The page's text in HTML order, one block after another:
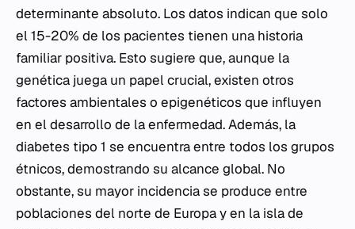
determinante absoluto. Los datos indican que solo
el 15-20% de los pacientes tienen una historia
familiar positiva. Esto sugiere que, aunque la
genética juega un papel crucial, existen otros
factores ambientales o epigenéticos que influyen
en el desarrollo de la enfermedad. Además, la
diabetes tipo 1 se encuentra entre todos los grupos
étnicos, demostrando su alcance global. No
obstante, su mayor incidencia se produce entre
poblaciones del norte de Europa y en la isla de